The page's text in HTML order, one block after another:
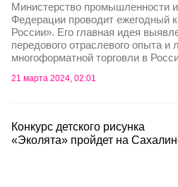
Министерство промышленности
Федерации проводит ежегодный
России». Его главная идея
передового отраслевого опыта и
многоформатной торговли в
21 марта 2024, 02:01
Конкурс детского рисунка
«Эколята» пройдет на